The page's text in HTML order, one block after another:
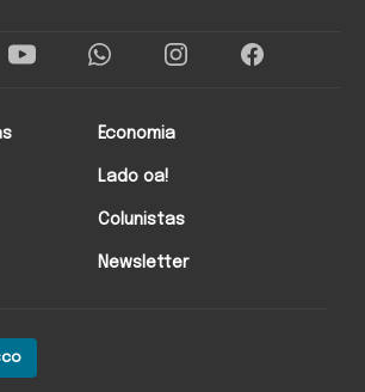
Economia
Lado oa!
Colunistas
Newsletter